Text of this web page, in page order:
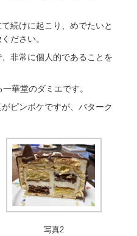
続けに起こり、めでたいと
ださい。
非常に個人的であることを
華堂のダミエです。
ピンボケですが、バターク
写真2